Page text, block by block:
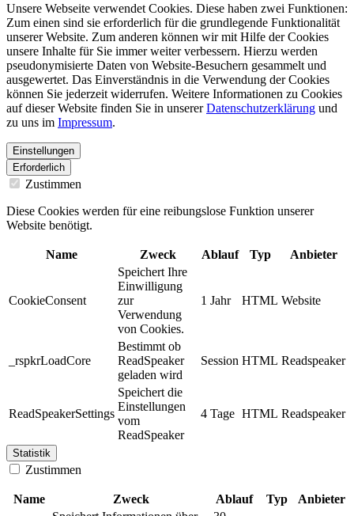
Unsere Webseite verwendet Cookies. Diese haben zwei Funktionen:
Zum einen sind sie erforderlich für die grundlegende Funktionalität
unserer Website. Zum anderen können wir mit Hilfe der Cookies
unsere Inhalte für Sie immer weiter verbessern. Hierzu werden
pseudonymisierte Daten von Website-Besuchern gesammelt und
ausgewertet. Das Einverständnis in die Verwendung der Cookies
können Sie jederzeit widerrufen. Weitere Informationen zu Cookies
auf dieser Website finden Sie in unsererDatenschutzerklärung und
zu uns im Impressum.
Einstellungen
Erforderlich
Zustimmen
Diese Cookies werden für eine reibungslose Funktion unserer
Website benötigt.
Name Zweck Ablauf Typ Anbieter
CookieConsent
Speichert Ihre
Einwilligung
zur
Verwendung
von Cookies.
1 Jahr HTML Website
_rspkrLoadCore
Bestimmt ob
ReadSpeaker
geladen wird
Session HTML Readspeaker
ReadSpeakerSettings
Speichert die
Einstellungen
vom
ReadSpeaker
4 Tage HTML Readspeaker
Statistik
Zustimmen
Name Zweck Ablauf Typ
Anbieter